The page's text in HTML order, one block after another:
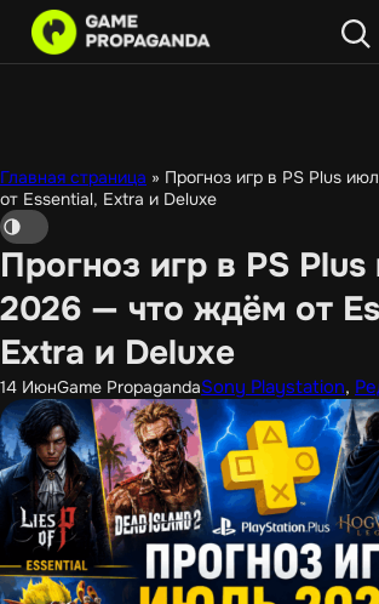
Перейти
содержимому
Главная страница » Прогноз игр в PS Plus
от Essential, Extra и Deluxe
Прогноз игр в PS
2026 — что ждём от
Extra и Deluxe
14 ИюнGame PropagandaSony Playstation,